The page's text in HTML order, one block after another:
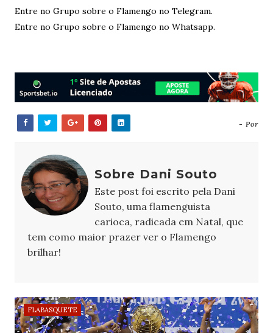
Entre no Grupo sobre o Flamengo no Telegram.
Entre no Grupo sobre o Flamengo no Whatsapp.
- Por
Sobre Dani Souto
Este post foi escrito pela Dani
Souto, uma flamenguista
carioca, radicada em Natal, que
tem como maior prazer ver o Flamengo
brilhar!
FLABASQUETE